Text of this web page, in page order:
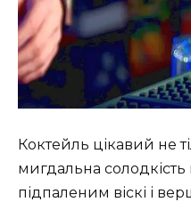
Коктейль цікавий не
мигдальна
підпаленим віскі і